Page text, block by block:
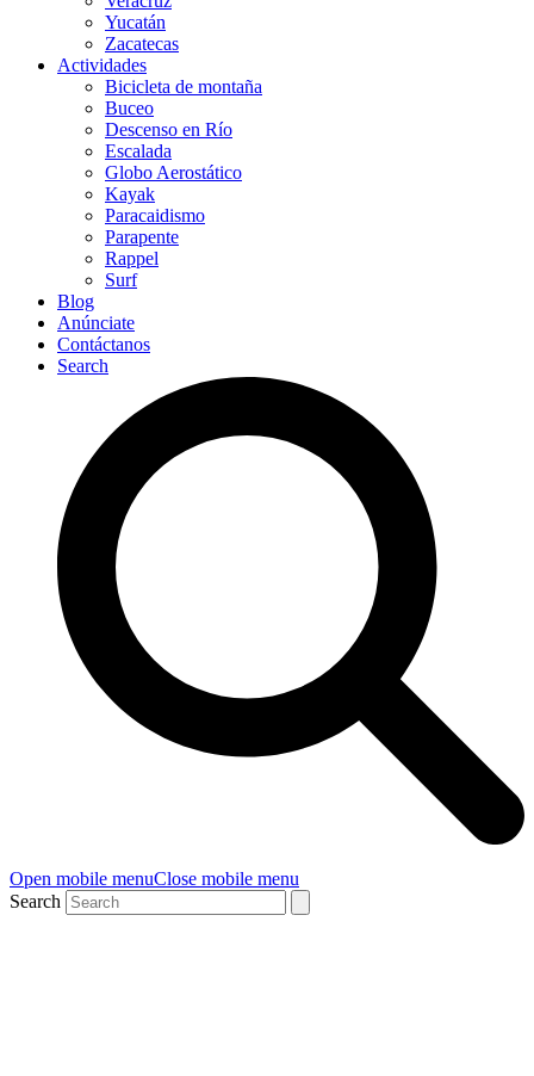
Yucatán
Zacatecas
Actividades
Bicicleta de montaña
Buceo
Descenso en Río
Escalada
Globo Aerostático
Kayak
Paracaidismo
Parapente
Rappel
Surf
Blog
Anúnciate
Contáctanos
Search
Open mobile menuClose mobile menu
Search